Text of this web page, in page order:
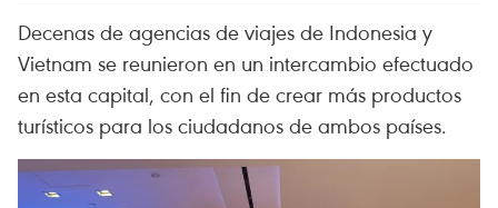
Decenas de agencias de viajes de Indonesia y
Vietnam se reunieron en un intercambio efectuado
en esta capital, con el fin de crear más productos
turísticos para los ciudadanos de ambos países.